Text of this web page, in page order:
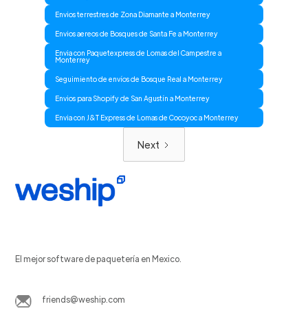
Envios terrestres de Zona Diamante a Monterrey
Envios aereos de Bosques de Santa Fe a Monterrey
Envia con Paquetexpress de Lomas del Campestre a
Monterrey
Seguimiento de envíos de Bosque Real a Monterrey
Envios para Shopify de San Agustín a Monterrey
Envia con J&T Express de Lomas de Cocoyoc a Monterrey
Next
El mejor software de paquetería en Mexico.
friends@weship.com